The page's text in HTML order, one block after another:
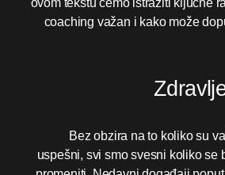
ovom tekstu ćemo istražiti ključne
coaching važan i kako može
Bez obzira na to koliko su
uspešni, svi smo svesni koliko se